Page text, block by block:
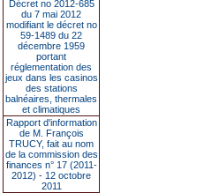
Décret no 2012-685
du 7 mai 2012
modifiant le décret no
59-1489 du 22
décembre 1959
portant
réglementation des
jeux dans les casinos
des stations
balnéaires, thermales
et climatiques
Rapport d'information
de M. François
TRUCY, fait au nom
de la commission des
finances n° 17 (2011-
2012) - 12 octobre
2011